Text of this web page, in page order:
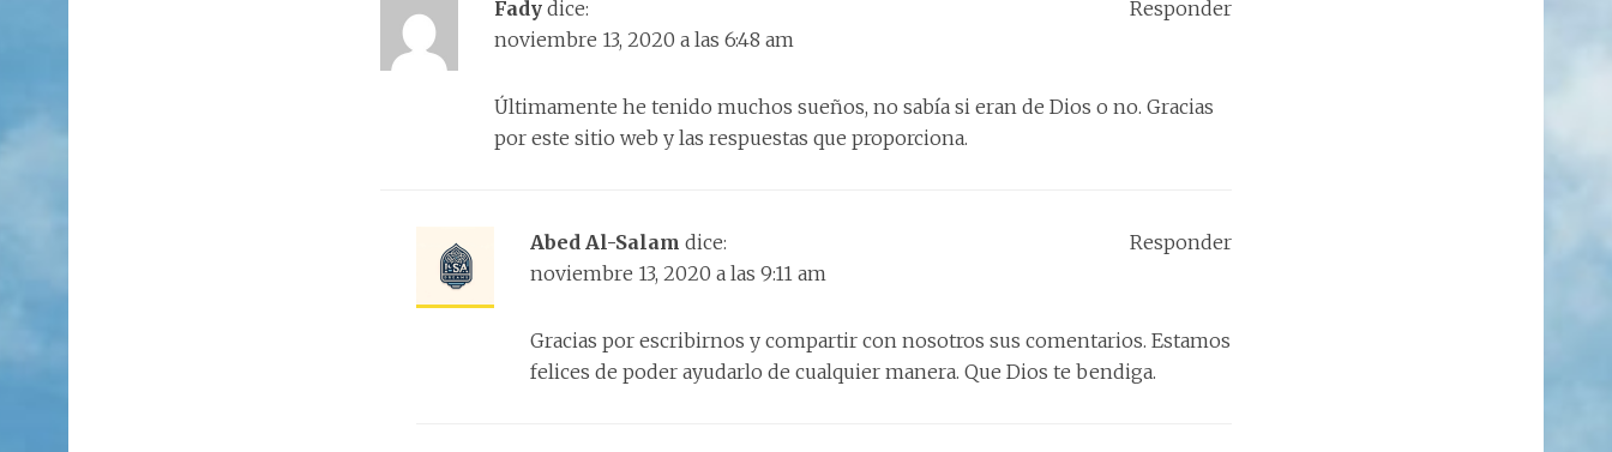
Fady dice:
noviembre 13, 2020 a las 6:48 am
Últimamente he tenido muchos sueños, no sabía si eran de Dios o no. Gracias
por este sitio web y las respuestas que proporciona.
Responder
Abed Al-Salam dice:
noviembre 13, 2020 a las 9:11 am
Gracias por escribirnos y compartir con nosotros sus comentarios. Estamos
felices de poder ayudarlo de cualquier manera. Que Dios te bendiga.
Responder